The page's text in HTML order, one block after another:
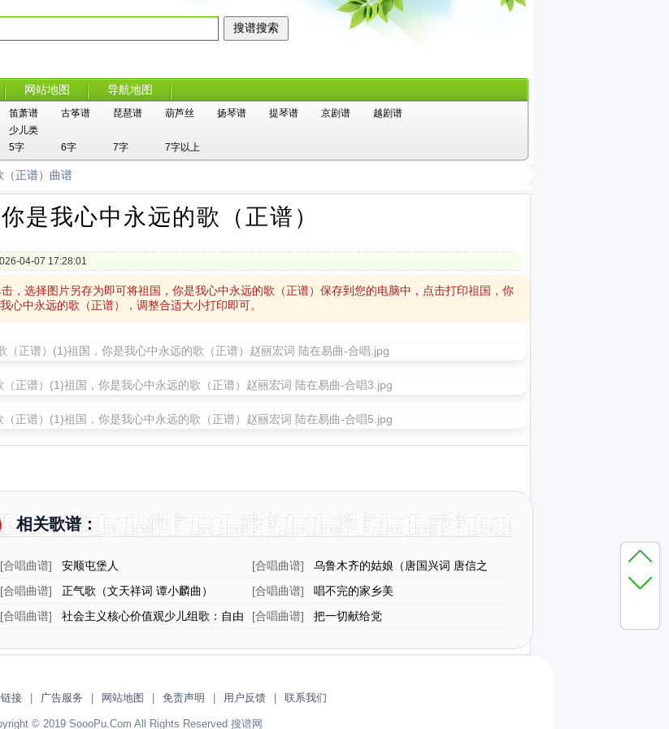
网站地图 导航地图
笛萧谱 古筝谱 琵琶谱 葫芦丝 扬琴谱 提琴谱 京剧谱
越剧谱
少儿类
5字 6字 7字 7字以上
（正谱）曲谱
是我心中永远的歌（正谱）
04-07 17:28:01
，选择图片另存为即可将祖国，你是我心中永远的歌（正谱）保存到您的电脑中，点击打印祖国，你
心中永远的歌（正谱），调整合适大小打印即可。
相关歌谱：
[合唱曲谱] 安顺屯堡人 [合唱曲谱]
乌鲁木齐的姑娘（唐国兴词 唐信之
曲）
[合唱曲谱] 正气歌（文天祥词 谭小麟曲） [合唱曲谱]
唱不完的家乡美
[合唱曲谱]
社会主义核心价值观少儿组歌：自由
[合唱曲谱] 把一切献给党
接 广告服务 网站地图 免责声明 用户反馈 联系我们
© 2019 SoooPu.Com All Rights Reserved 搜谱网